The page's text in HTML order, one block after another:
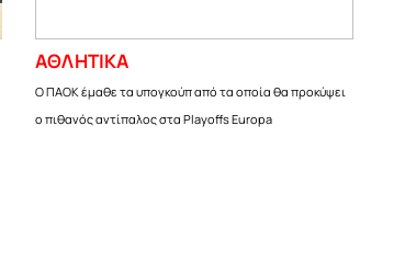
ΑΘΛΗΤΙΚΑ
Ο ΠΑΟΚ έμαθε τα υπογκούπ από τα οποία θα προκύψει
ο πιθανός αντίπαλος στα Playoffs Europa